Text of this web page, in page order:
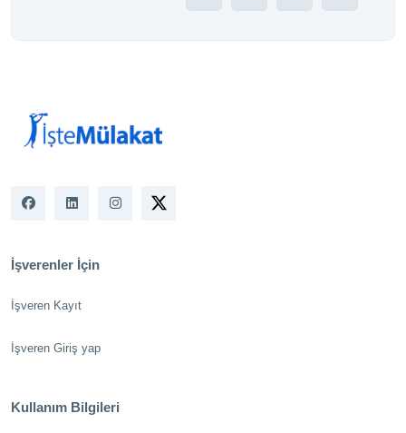
İşverenler İçin
İşveren Kayıt
İşveren Giriş yap
Kullanım Bilgileri